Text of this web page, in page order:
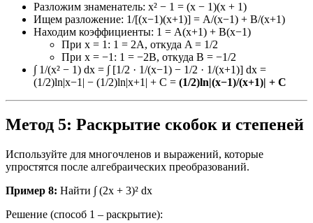
Разложим знаменатель: x² − 1 = (x − 1)(x + 1)
Ищем разложение: 1/[(x−1)(x+1)] = A/(x−1) + B/(x+1)
Находим коэффициенты: 1 = A(x+1) + B(x−1)
При x = 1: 1 = 2A, откуда A = 1/2
При x = −1: 1 = −2B, откуда B = −1/2
∫ 1/(x² − 1) dx = ∫ [1/2 · 1/(x−1) − 1/2 · 1/(x+1)] dx =
(1/2)ln|x−1| − (1/2)ln|x+1| + C = (1/2)ln|(x−1)/(x+1)| + C
Метод 5: Раскрытие скобок и степеней
Используйте для многочленов и выражений, которые
упростятся после алгебраических преобразований.
Пример 8: Найти ∫ (2x + 3)² dx
Решение (способ 1 – раскрытие):